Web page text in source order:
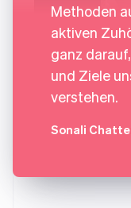
Methoden
aktiven
ganz
und Ziele
verstehen.
Sonali